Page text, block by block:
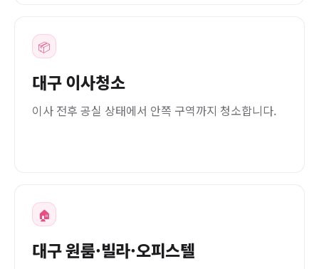
📦
대구 이사청소
이사 전후 공실 상태에서 안쪽 구역까지 청소합니다.
🏠
대구 원룸·빌라·오피스텔